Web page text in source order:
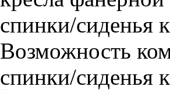
Возможность
спинки/сиденья